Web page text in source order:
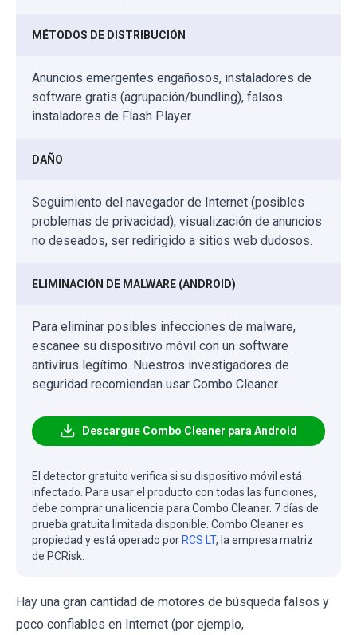
MÉTODOS DE DISTRIBUCIÓN
Anuncios emergentes engañosos, instaladores de
software gratis (agrupación/bundling), falsos
instaladores de Flash Player.
DAÑO
Seguimiento del navegador de Internet (posibles
problemas de privacidad), visualización de anuncios
no deseados, ser redirigido a sitios web dudosos.
ELIMINACIÓN DE MALWARE (ANDROID)
Para eliminar posibles infecciones de malware,
escanee su dispositivo móvil con un software
antivirus legítimo. Nuestros investigadores de
seguridad recomiendan usar Combo Cleaner.
Descargue Combo Cleaner para Android
El detector gratuito verifica si su dispositivo móvil está
infectado. Para usar el producto con todas las funciones,
debe comprar una licencia para Combo Cleaner. 7 días de
prueba gratuita limitada disponible. Combo Cleaner es
propiedad y está operado por RCS LT, la empresa matriz
de PCRisk.
Hay una gran cantidad de motores de búsqueda falsos y
poco confiables en Internet (por ejemplo,